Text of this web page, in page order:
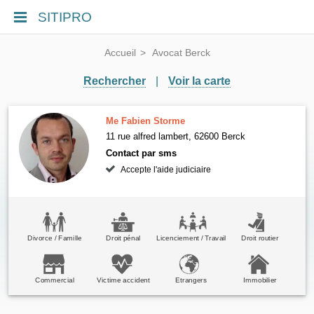
SITIPRO
Accueil Avocat Berck
Rechercher Voir la carte
Me Fabien Storme
11 rue alfred lambert, 62600 Berck
Contact par sms
Accepte l'aide judiciaire
Divorce / Famille Droit pénal Licenciement / Travail Droit routier
Commercial Victime accident Etrangers Immobilier